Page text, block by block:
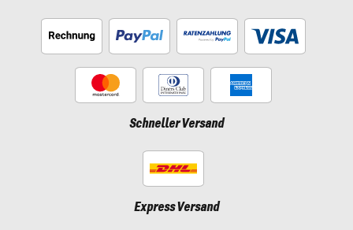
Schneller Versand
Express Versand